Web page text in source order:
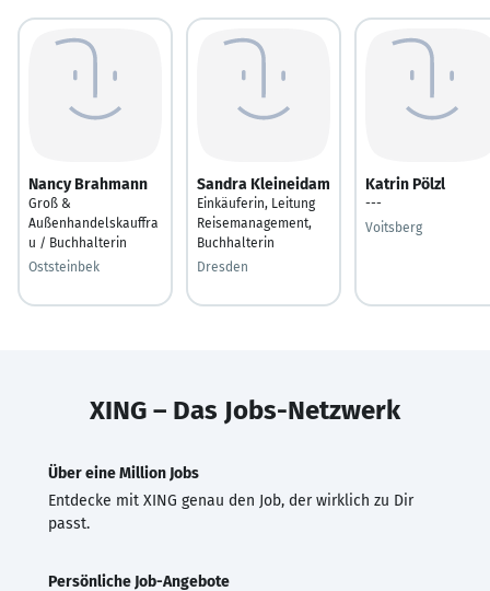
Nancy Brahmann
Groß &
Außenhandelskauffra
u / Buchhalterin
Oststeinbek
Sandra Kleineidam
Einkäuferin, Leitung
Reisemanagement,
Buchhalterin
Dresden
Katrin Pölzl
---
Voitsberg
XING – Das Jobs-Netzwerk
Über eine Million Jobs
Entdecke mit XING genau den Job, der wirklich zu Dir
passt.
Persönliche Job-Angebote